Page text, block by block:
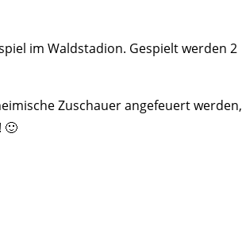
im Waldstadion. Gespielt werden 2
Zuschauer angefeuert werden,
🙂